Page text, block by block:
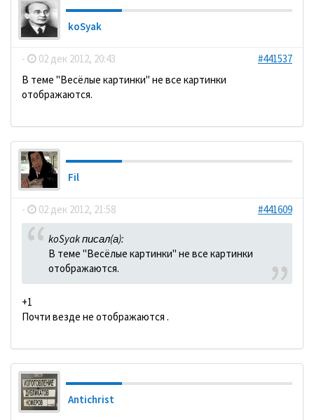
koSyak
- 02 дек 2012, 20:43
#441537
В теме "Весёлые картинки" не все картинки
отображаются.
Fil
- 02 дек 2012, 21:58 #441609
koSyak писал(а):
В теме "Весёлые картинки" не все картинки
отображаются.
+1
Почти везде не отображаются .
Antichrist